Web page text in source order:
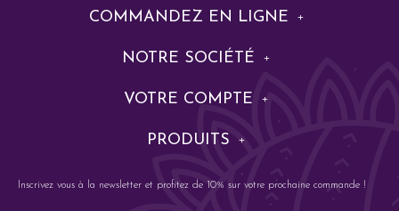
COMMANDEZ EN LIGNE
NOTRE SOCIÉTÉ
VOTRE COMPTE
PRODUITS
Inscrivez vous à la newsletter et profitez de 10% sur votre prochaine commande !